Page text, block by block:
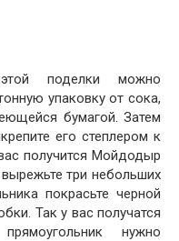
поделки можно
упаковку от сока,
бумагой. Затем
его степлером к
получится Мойдодыр
три небольших
покрасьте черной
Так у вас получатся
нужно